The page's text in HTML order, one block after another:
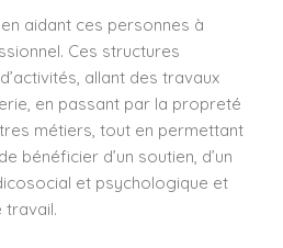
en aidant ces personnes à
Ces structures
allant des travaux
en passant par la propreté
métiers, tout en permettant
bénéficier d’un soutien, d’un
et psychologique et
travail.